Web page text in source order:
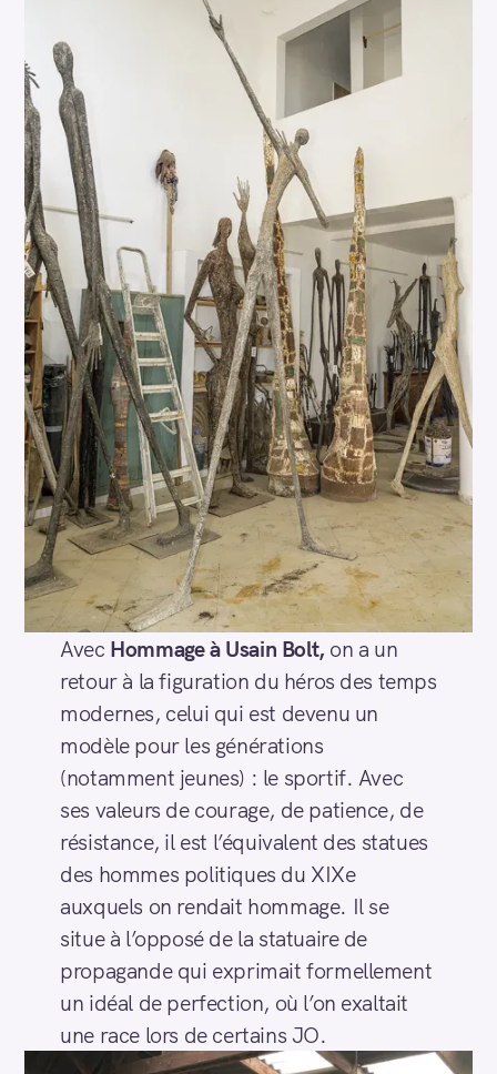
Avec Hommage à Usain Bolt, on a un
retour à la figuration du héros des temps
modernes, celui qui est devenu un
modèle pour les générations
(notamment jeunes) : le sportif. Avec
ses valeurs de courage, de patience, de
résistance, il est l’équivalent des statues
des hommes politiques du XIXe
auxquels on rendait hommage. Il se
situe à l’opposé de la statuaire de
propagande qui exprimait formellement
un idéal de perfection, où l’on exaltait
une race lors de certains JO.